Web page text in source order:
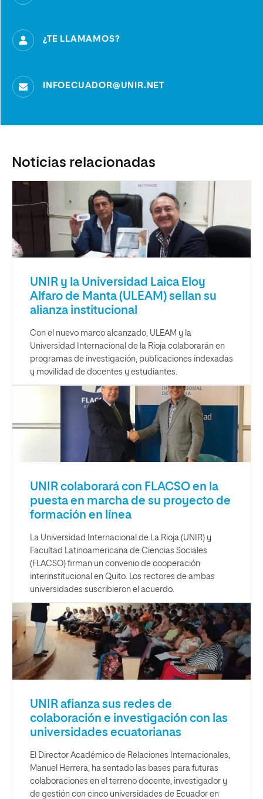
¿TE LLAMAMOS?
INFOECUADOR@UNIR.NET
Noticias relacionadas
UNIR y la Universidad Laica Eloy
Alfaro de Manta (ULEAM) sellan su
alianza institucional
Con el nuevo marco alcanzado, ULEAM y la
Universidad Internacional de la Rioja colaborarán en
programas de investigación, publicaciones indexadas
y movilidad de docentes y estudiantes.
UNIR colaborará con FLACSO en la
puesta en marcha de su proyecto de
formación en línea
La Universidad Internacional de La Rioja (UNIR) y
Facultad Latinoamericana de Ciencias Sociales
(FLACSO) firman un convenio de cooperación
interinstitucional en Quito. Los rectores de ambas
universidades suscribieron el acuerdo.
UNIR afianza sus redes de
colaboración e investigación con las
universidades ecuatorianas
El Director Académico de Relaciones Internacionales,
Manuel Herrera, ha sentado las bases para futuras
colaboraciones en el terreno docente, investigador y
de gestión con cinco universidades de Ecuador en